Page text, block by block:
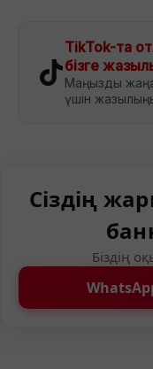
TikTok-та
бізге
Маңызды
үшін
Сіздің
Біздің